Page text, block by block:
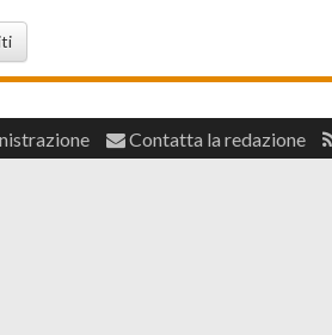
Contatta la redazione